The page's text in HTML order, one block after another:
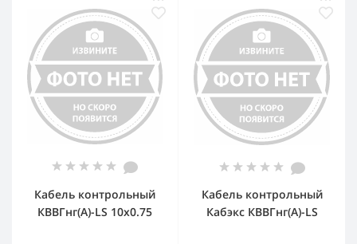
Кабель контрольный
КВВГнг(А)-LS 10х0.75
Кабель контрольный
Кабэкс КВВГнг(А)-LS